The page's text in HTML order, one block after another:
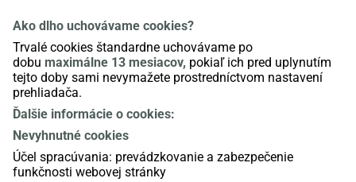
Ako dlho uchovávame cookies?
Trvalé cookies štandardne uchovávame po
dobu maximálne 13 mesiacov, pokiaľ ich pred uplynutím
tejto doby sami nevymažete prostredníctvom nastavení
prehliadača.
Ďalšie informácie o cookies:
Nevyhnutné cookies
Účel spracúvania: prevádzkovanie a zabezpečenie
funkčnosti webovej stránky